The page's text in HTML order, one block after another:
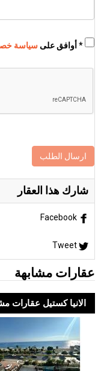
سياسة
ارسال الطلب
شارك هذا العقار
Facebook
Tweet
عقارات مشابهة
الانيا كستيل عقارات